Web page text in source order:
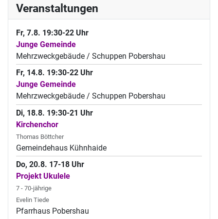
Veranstaltungen
Fr, 7.8. 19:30-22 Uhr
Junge Gemeinde
Mehrzweckgebäude / Schuppen Pobershau
Fr, 14.8. 19:30-22 Uhr
Junge Gemeinde
Mehrzweckgebäude / Schuppen Pobershau
Di, 18.8. 19:30-21 Uhr
Kirchenchor
Thomas Böttcher
Gemeindehaus Kühnhaide
Do, 20.8. 17-18 Uhr
Projekt Ukulele
7 - 70-jährige
Evelin Tiede
Pfarrhaus Pobershau